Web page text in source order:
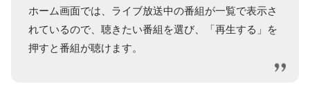
ホーム画面では、ライブ放送中の番組が一覧で表示さ
れているので、聴きたい番組を選び、「再生する」を
押すと番組が聴けます。